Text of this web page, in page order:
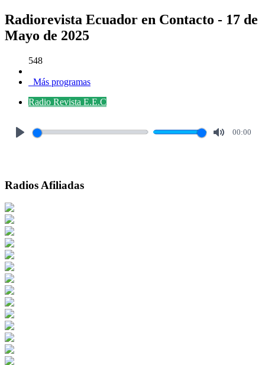
Radiorevista Ecuador en Contacto - 17 de
Mayo de 2025
548
Más programas
Radio Revista E.E.C
00:00
Radios Afiliadas